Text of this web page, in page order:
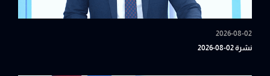
2026-08-02
نشرة 02-08-2026